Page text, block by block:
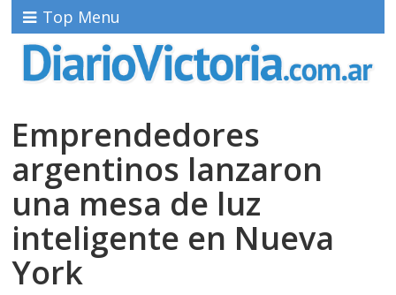
Top Menu
Emprendedores
argentinos lanzaron
una mesa de luz
inteligente en Nueva
York